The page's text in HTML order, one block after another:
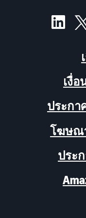
เงื่
ประกา
โฆษณ
ประ